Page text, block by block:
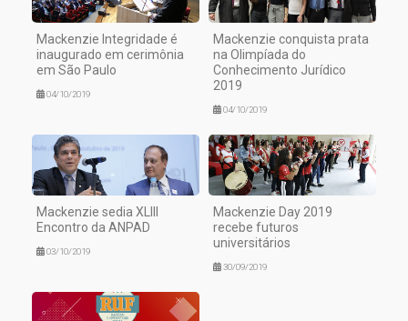
Mackenzie Integridade é
inaugurado em cerimônia
em São Paulo
04/10/2019
Mackenzie conquista prata
na Olimpíada do
Conhecimento Jurídico
2019
04/10/2019
Mackenzie sedia XLIII
Encontro da ANPAD
03/10/2019
Mackenzie Day 2019
recebe futuros
universitários
30/09/2019